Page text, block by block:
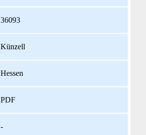
36093
Künzell
Hessen
PDF
-